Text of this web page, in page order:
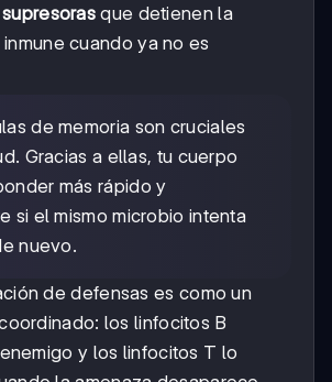
que detienen la
cuando ya no es
de memoria son cruciales
Gracias a ellas, tu cuerpo
más rápido y
si el mismo microbio intenta
nuevo.
de defensas es como un
los linfocitos B
y los linfocitos T lo